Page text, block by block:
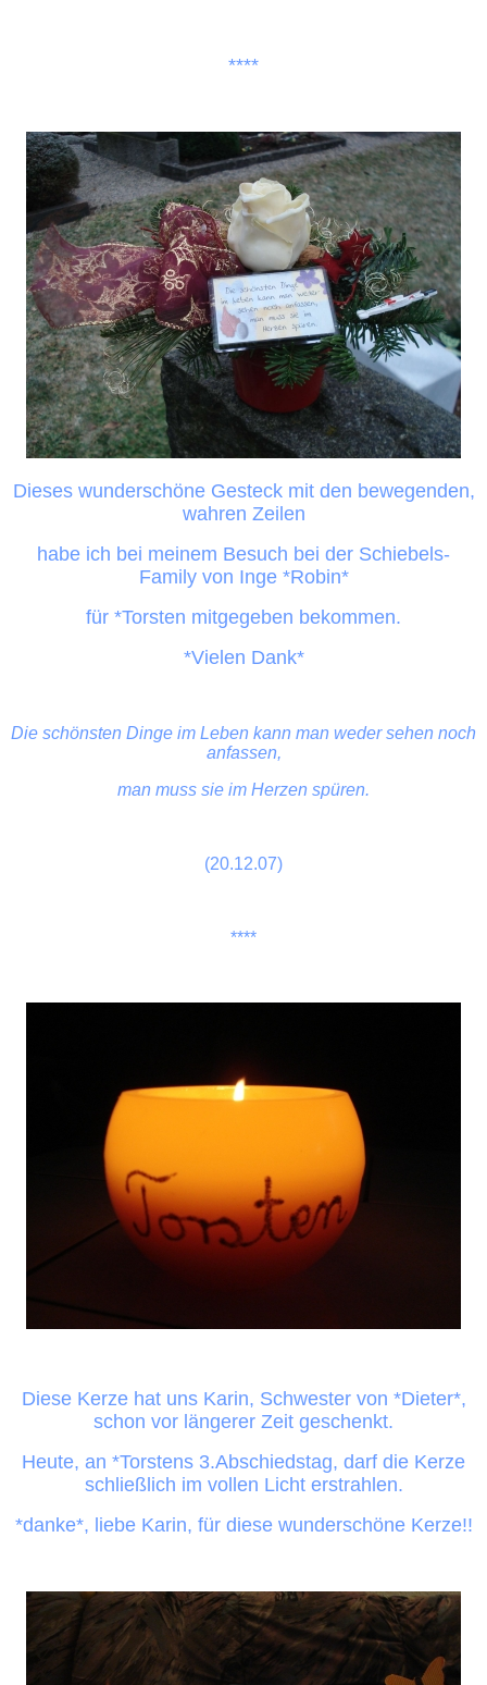
****
Dieses wunderschöne Gesteck mit den bewegenden,
wahren Zeilen
habe ich bei meinem Besuch bei der Schiebels-
Family von Inge *Robin*
für *Torsten mitgegeben bekommen.
*Vielen Dank*
Die schönsten Dinge im Leben kann man weder sehen noch
anfassen,
man muss sie im Herzen spüren.
(20.12.07)
****
Diese Kerze hat uns Karin, Schwester von *Dieter*,
schon vor längerer Zeit geschenkt.
Heute, an *Torstens 3.Abschiedstag, darf die Kerze
schließlich im vollen Licht erstrahlen.
*danke*, liebe Karin, für diese wunderschöne Kerze!!